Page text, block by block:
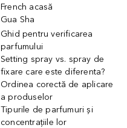
French acasă
Gua Sha
Ghid pentru verificarea
parfumului
Setting spray vs. spray de
fixare care este diferenta?
Ordinea corectă de aplicare
a produselor
Tipurile de parfumuri și
concentrațiile lor